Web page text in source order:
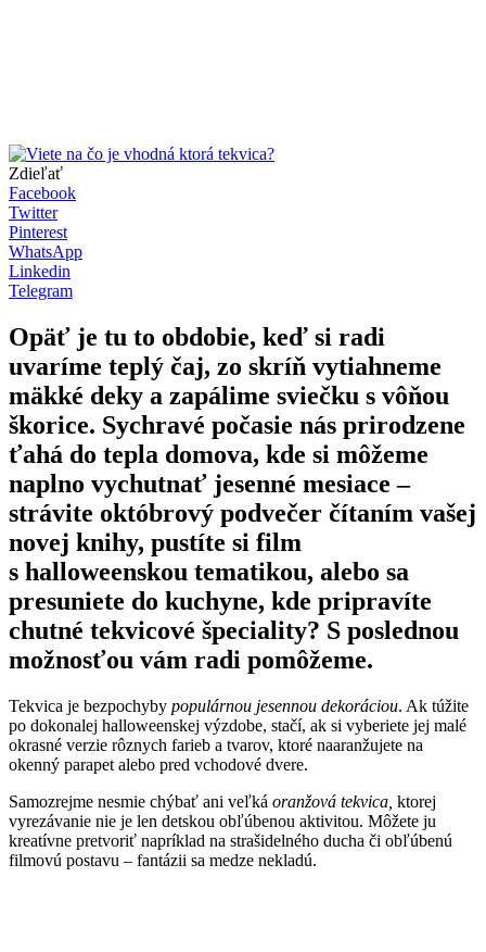
Zdieľať
Facebook
Twitter
Pinterest
WhatsApp
Linkedin
Telegram
Opäť je tu to obdobie, keď si radi
uvaríme teplý čaj, zo skríň vytiahneme
mäkké deky a zapálime sviečku s vôňou
škorice. Sychravé počasie nás prirodzene
ťahá do tepla domova, kde si môžeme
naplno vychutnať jesenné mesiace –
strávite októbrový podvečer čítaním vašej
novej knihy, pustíte si film
s halloweenskou tematikou, alebo sa
presuniete do kuchyne, kde pripravíte
chutné tekvicové špeciality? S poslednou
možnosťou vám radi pomôžeme.
Tekvica je bezpochyby populárnou jesennou dekoráciou. Ak túžite
po dokonalej halloweenskej výzdobe, stačí, ak si vyberiete jej malé
okrasné verzie rôznych farieb a tvarov, ktoré naaranžujete na
okenný parapet alebo pred vchodové dvere.
Samozrejme nesmie chýbať ani veľká oranžová tekvica, ktorej
vyrezávanie nie je len detskou obľúbenou aktivitou. Môžete ju
kreatívne pretvoriť napríklad na strašidelného ducha či obľúbenú
filmovú postavu – fantázii sa medze nekladú.